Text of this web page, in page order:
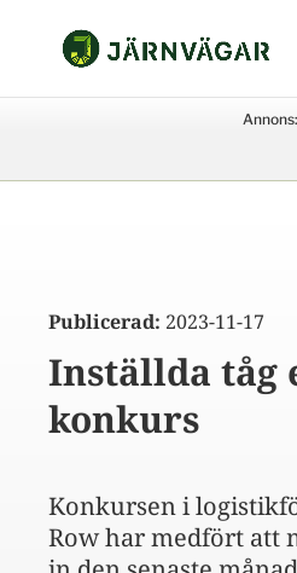
Annons:
Publicerad: 2023-11-17
Inställda tåg
konkurs
Konkursen i
Row har medfört att